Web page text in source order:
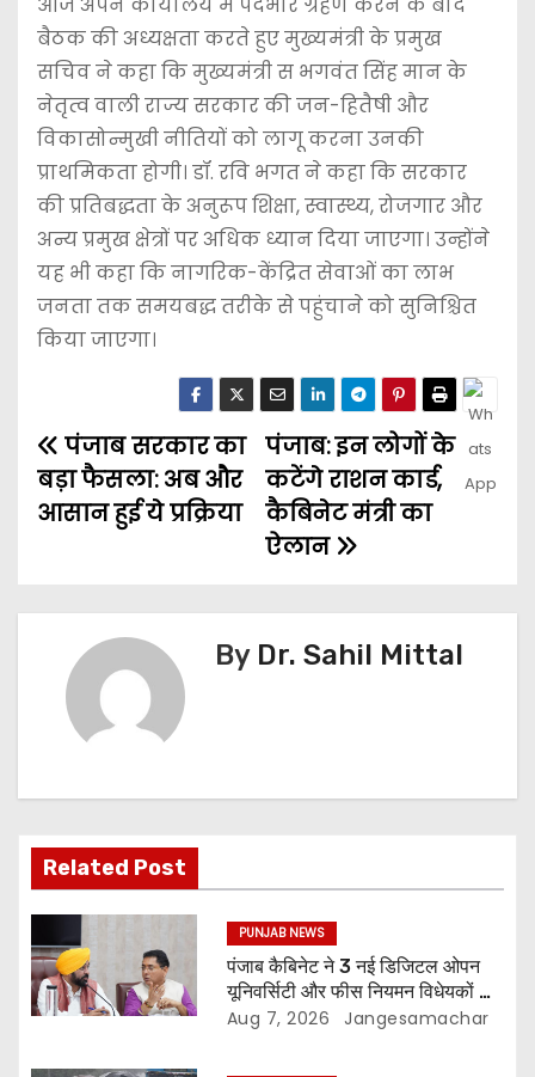
आज अपने कार्यालय में पदभार ग्रहण करने के बाद
बैठक की अध्यक्षता करते हुए मुख्यमंत्री के प्रमुख
सचिव ने कहा कि मुख्यमंत्री स भगवंत सिंह मान के
नेतृत्व वाली राज्य सरकार की जन-हितैषी और
विकासोन्मुखी नीतियों को लागू करना उनकी
प्राथमिकता होगी। डॉ. रवि भगत ने कहा कि सरकार
की प्रतिबद्धता के अनुरूप शिक्षा, स्वास्थ्य, रोजगार और
अन्य प्रमुख क्षेत्रों पर अधिक ध्यान दिया जाएगा। उन्होंने
यह भी कहा कि नागरिक-केंद्रित सेवाओं का लाभ
जनता तक समयबद्ध तरीके से पहुंचाने को सुनिश्चित
किया जाएगा।
पंजाब: इन लोगों के
कटेंगे राशन कार्ड,
कैबिनेट मंत्री का
ऐलान
पंजाब सरकार का
बड़ा फैसला: अब और
आसान हुई ये प्रक्रिया
By Dr. Sahil Mittal
Related Post
PUNJAB NEWS
पंजाब कैबिनेट ने 3 नई डिजिटल ओपन
यूनिवर्सिटी और फीस नियमन विधेयकों को
दी मंजूरी
Aug 7, 2026 Jangesamachar